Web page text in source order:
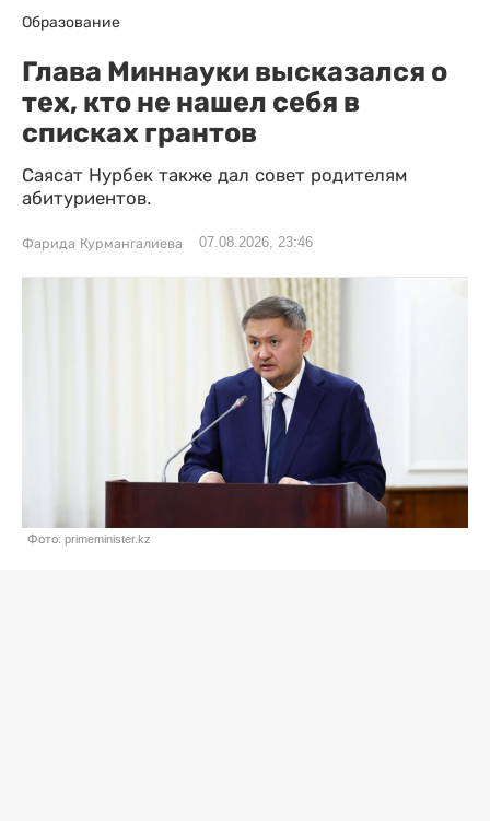
Образование
Глава Миннауки высказался о
тех, кто не нашел себя в
списках грантов
Саясат Нурбек также дал совет родителям
абитуриентов.
Фарида Курмангалиева 07.08.2026, 23:46
Фото: primeminister.kz